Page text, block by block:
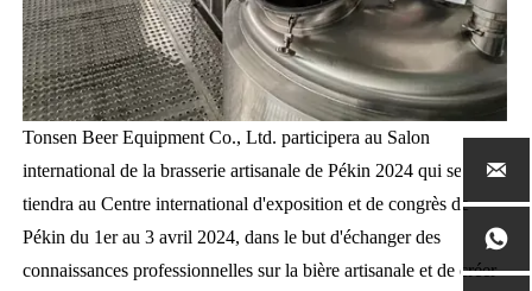
Tonsen Beer Equipment Co., Ltd. participera au Salon
international de la brasserie artisanale de Pékin 2024 qui se
tiendra au Centre international d'exposition et de congrès de
Pékin du 1er au 3 avril 2024, dans le but d'échanger des
connaissances professionnelles sur la bière artisanale et de créer

